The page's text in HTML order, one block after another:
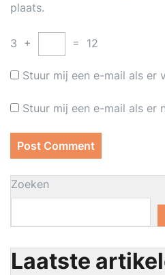
plaats.
3 + = 12
Stuur mij een e-mail als er
Stuur mij een e-mail als er
Zoeken
Laatste